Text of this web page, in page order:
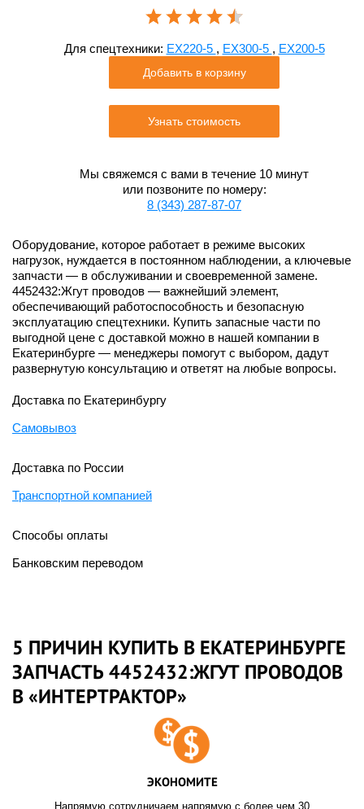
Для спецтехники: EX220-5 , EX300-5 , EX200-5
Добавить в корзину
Узнать стоимость
Мы свяжемся с вами в течение 10 минут
или позвоните по номеру:
8 (343) 287-87-07
Оборудование, которое работает в режиме высоких
нагрузок, нуждается в постоянном наблюдении, а ключевые
запчасти — в обслуживании и своевременной замене.
4452432:Жгут проводов — важнейший элемент,
обеспечивающий работоспособность и безопасную
эксплуатацию спецтехники. Купить запасные части по
выгодной цене с доставкой можно в нашей компании в
Екатеринбурге — менеджеры помогут с выбором, дадут
развернутую консультацию и ответят на любые вопросы.
Доставка по Екатеринбургу
Самовывоз
Доставка по России
Транспортной компанией
Способы оплаты
Банковским переводом
5 ПРИЧИН КУПИТЬ В ЕКАТЕРИНБУРГЕ
ЗАПЧАСТЬ 4452432:ЖГУТ ПРОВОДОВ
В «ИНТЕРТРАКТОР»
ЭКОНОМИТЕ
Напрямую сотрудничаем напрямую с более чем 30